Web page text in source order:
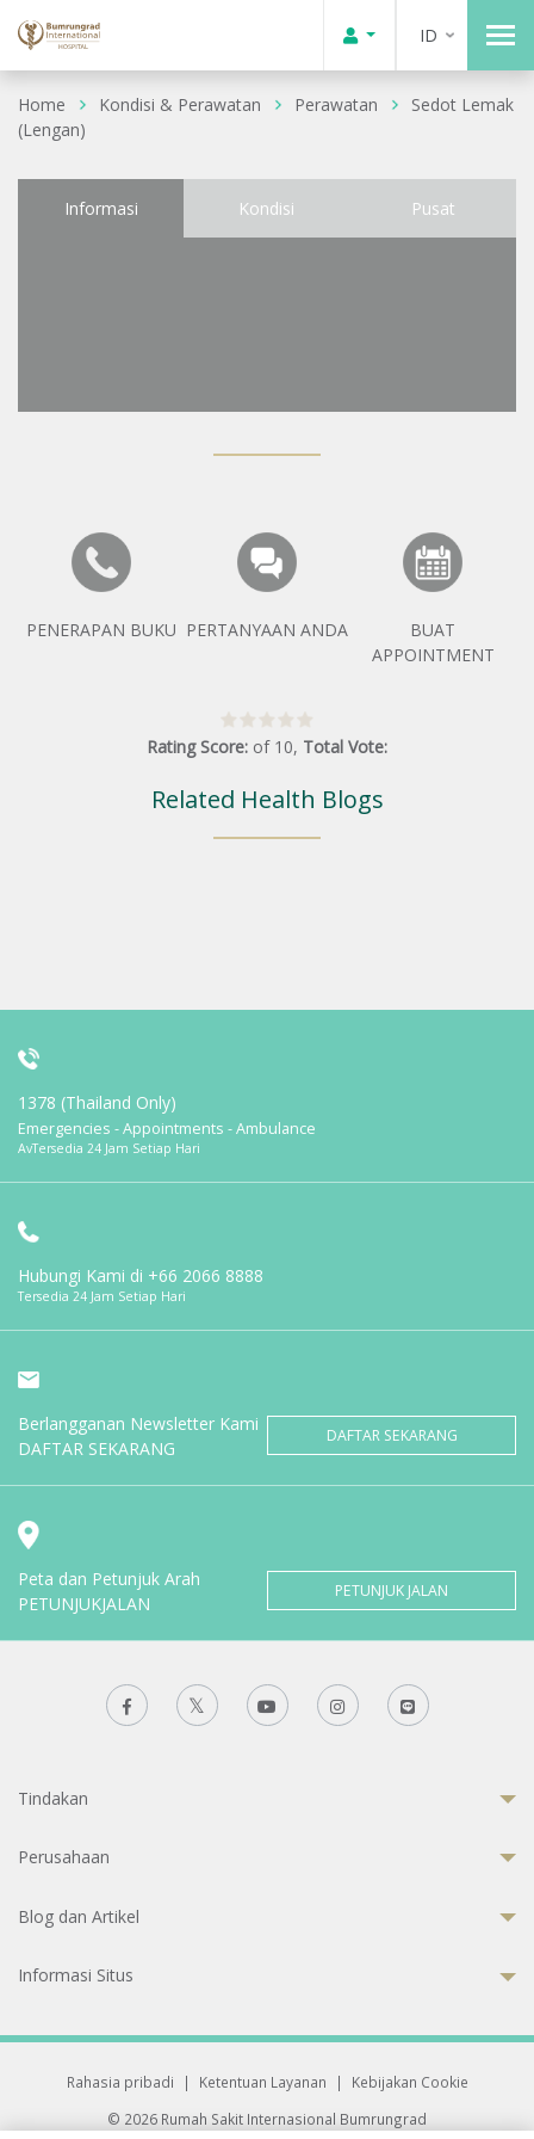
ID
Home Kondisi & Perawatan Perawatan
Sedot Lemak
(Lengan)
Informasi Kondisi Pusat
PENERAPAN BUKU PERTANYAAN ANDA
BUAT
APPOINTMENT
Rating Score: of 10, Total Vote:
Related Health Blogs
1378 (Thailand Only)
Emergencies - Appointments - Ambulance
AvTersedia 24 Jam Setiap Hari
Hubungi Kami di +66 2066 8888
Tersedia 24 Jam Setiap Hari
Berlangganan Newsletter Kami
DAFTAR SEKARANG
DAFTAR SEKARANG
Peta dan Petunjuk Arah
PETUNJUKJALAN
PETUNJUK JALAN
Tindakan
Perusahaan
Blog dan Artikel
Informasi Situs
Rahasia pribadi | Ketentuan Layanan |
Kebijakan Cookie
© 2026 Rumah Sakit Internasional Bumrungrad